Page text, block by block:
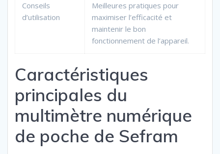
Conseils
d’utilisation
Meilleures pratiques pour
maximiser l’efficacité et
maintenir le bon
fonctionnement de l’appareil.
Caractéristiques
principales du
multimètre numérique
de poche de Sefram